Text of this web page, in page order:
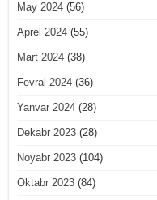
May 2024(56)
Aprel 2024(55)
Mart 2024(38)
Fevral 2024(36)
Yanvar 2024(28)
Dekabr 2023(28)
Noyabr 2023(104)
Oktabr 2023(84)